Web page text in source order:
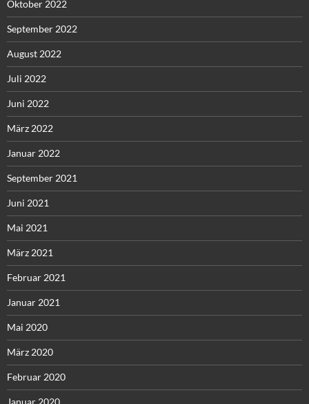
Oktober 2022
September 2022
August 2022
Juli 2022
Juni 2022
März 2022
Januar 2022
September 2021
Juni 2021
Mai 2021
März 2021
Februar 2021
Januar 2021
Mai 2020
März 2020
Februar 2020
Januar 2020